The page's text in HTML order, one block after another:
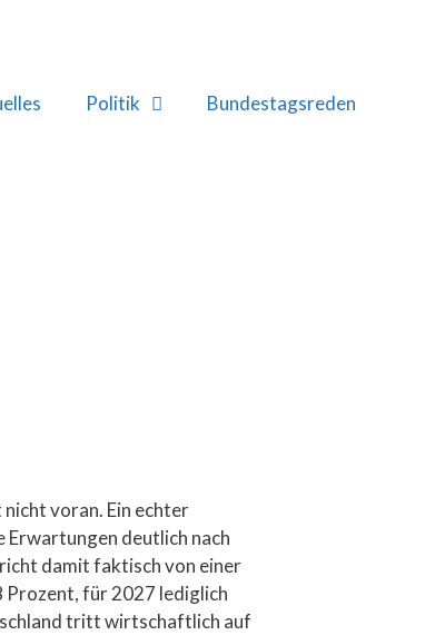
Politik Bundestagsreden
voran. Ein echter
deutlich nach
damit faktisch von einer
für 2027 lediglich
tritt wirtschaftlich auf